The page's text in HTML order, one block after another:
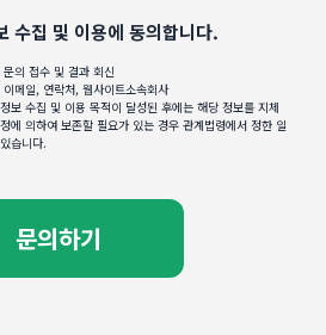
수집 및 이용에 동의합니다.
의 접수 및 결과 회신
메일, 연락처, 웹사이트소속회사
보 수집 및 이용 목적이 달성된 후에는 해당 정보를 지체
에 의하여 보존할 필요가 있는 경우 관계법령에서 정한 일
습니다.
문의하기